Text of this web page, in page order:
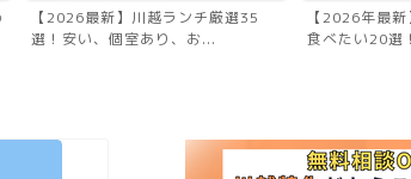
【2026最新】川越ランチ厳選35
選！安い、個室あり、お...
【2026年最
食べたい20選